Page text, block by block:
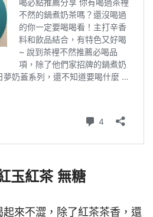
玉紅茶 無糖
來不澀，除了紅茶茶香，還